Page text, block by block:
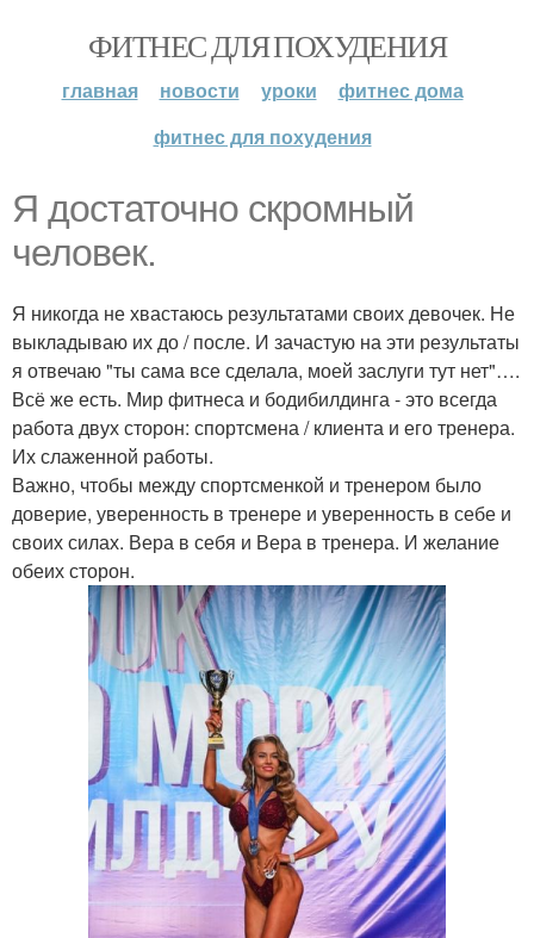
ФИТНЕС ДЛЯ ПОХУДЕНИЯ
главная новости уроки
фитнес дома
фитнес для похудения
Я достаточно скромный
человек.
Я никогда не хвастаюсь результатами своих девочек. Не
выкладываю их до / после. И зачастую на эти результаты
я отвечаю "ты сама все сделала, моей заслуги тут нет"….
Всё же есть. Мир фитнеса и бодибилдинга - это всегда
работа двух сторон: спортсмена / клиента и его тренера.
Их слаженной работы.
Важно, чтобы между спортсменкой и тренером было
доверие, уверенность в тренере и уверенность в себе и
своих силах. Вера в себя и Вера в тренера. И желание
обеих сторон.